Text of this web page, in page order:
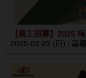
【義工招募】2025
2025-02-23 (日) / 嘉